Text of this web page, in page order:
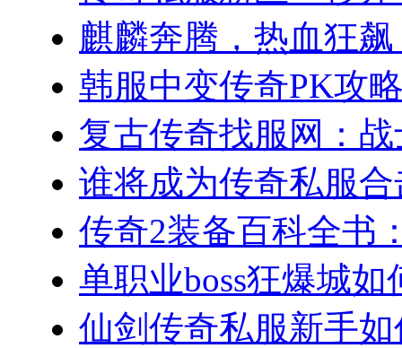
麒麟奔腾，热血狂
韩服中变传奇PK攻
复古传奇找服网：
谁将成为传奇私服
传奇2装备百科全书
单职业boss狂爆城
仙剑传奇私服新手